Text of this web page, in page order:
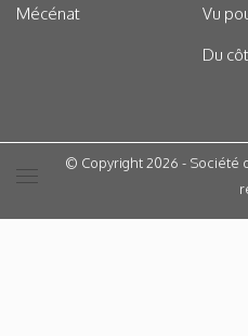
Mécénat
Vu
Du
© Copyright 2026 - Société